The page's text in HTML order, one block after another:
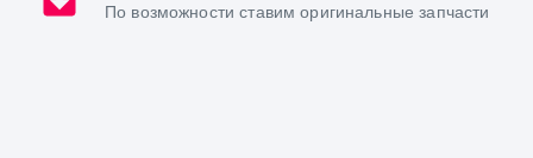
По возможности ставим оригинальные запчасти